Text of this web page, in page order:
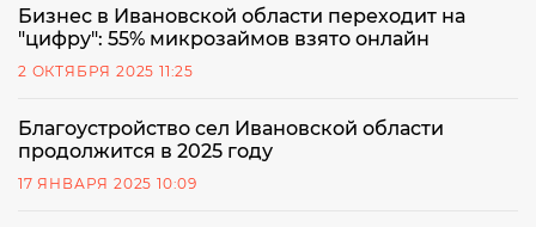
Бизнес в Ивановской области переходит на
"цифру": 55% микрозаймов взято онлайн
2 ОКТЯБРЯ 2025 11:25
Благоустройство сел Ивановской области
продолжится в 2025 году
17 ЯНВАРЯ 2025 10:09